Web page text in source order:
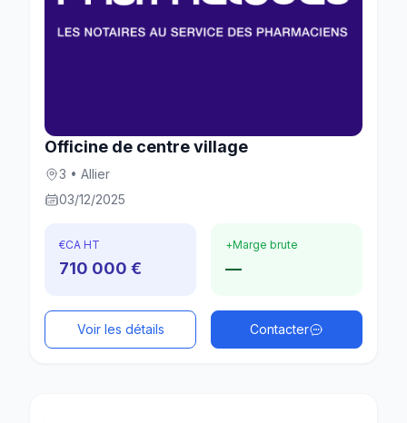
Officine de centre village
3 • Allier
03/12/2025
€CA HT
710 000 €
+Marge brute
—
Voir les détails Contacter